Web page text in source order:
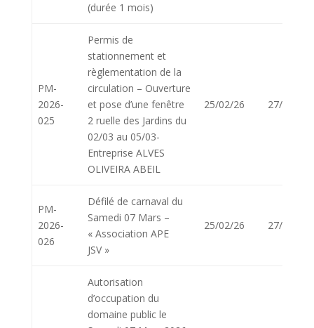
(durée 1 mois)
PM-
2026-
025
Permis de
stationnement et
règlementation de la
circulation – Ouverture
et pose d’une fenêtre
2 ruelle des Jardins du
02/03 au 05/03-
Entreprise ALVES
OLIVEIRA ABEIL
25/02/26 27/02/26
PM-
2026-
026
Défilé de carnaval du
Samedi 07 Mars –
« Association APE
JSV »
25/02/26 27/02/26
Autorisation
d’occupation du
domaine public le